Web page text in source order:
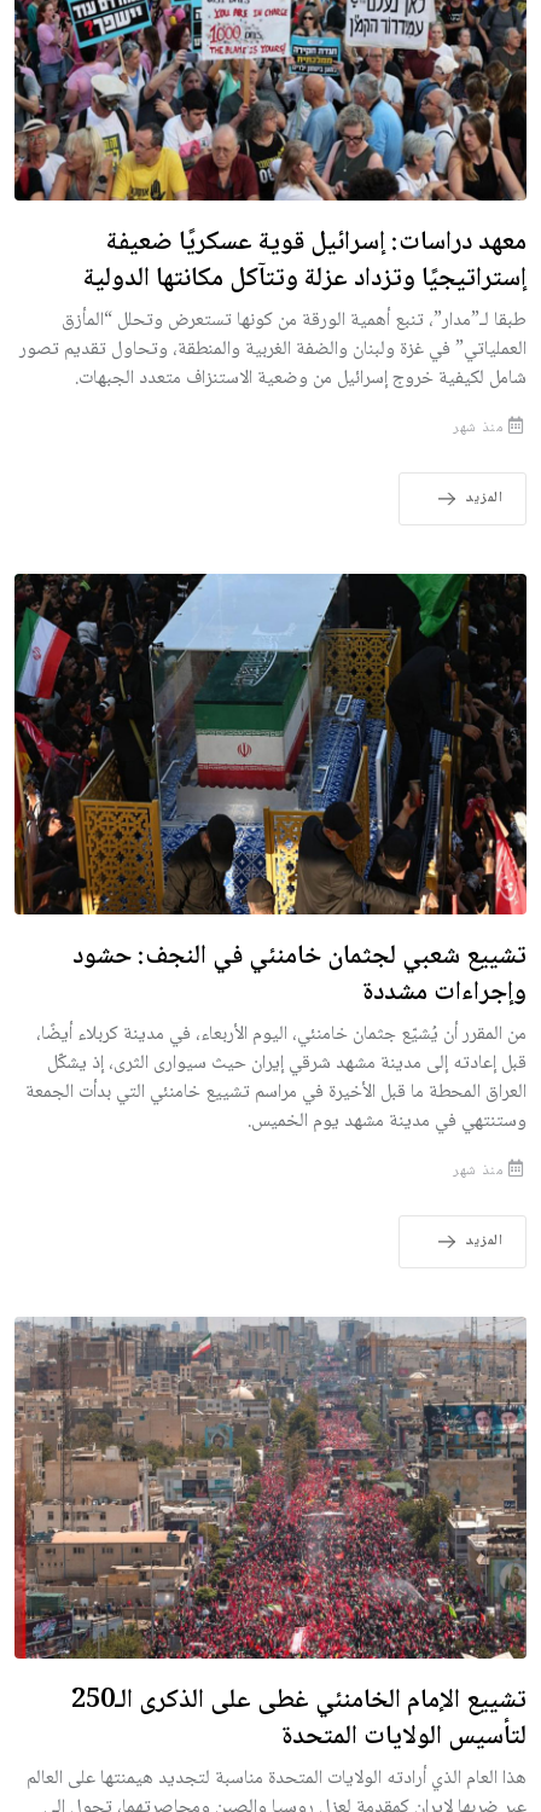
معهد دراسات: إسرائيل قوية عسكريًا ضعيفة
إستراتيجيًا وتزداد عزلة وتتآكل مكانتها الدولية
طبقا لـ”مدار”، تنبع أهمية الورقة من كونها تستعرض وتحلل “المأزق
العملياتي” في غزة ولبنان والضفة الغربية والمنطقة، وتحاول تقديم تصور
شامل لكيفية خروج إسرائيل من وضعية الاستنزاف متعدد الجبهات.
منذ شهر
المزيد
تشييع شعبي لجثمان خامنئي في النجف: حشود
وإجراءات مشددة
من المقرر أن يُشيّع جثمان خامنئي، اليوم الأربعاء، في مدينة كربلاء أيضًا،
قبل إعادته إلى مدينة مشهد شرقي إيران حيث سيوارى الثرى، إذ يشكّل
العراق المحطة ما قبل الأخيرة في مراسم تشييع خامنئي التي بدأت الجمعة
وستنتهي في مدينة مشهد يوم الخميس.
منذ شهر
المزيد
تشييع الإمام الخامنئي غطى على الذكرى الـ250
لتأسيس الولايات المتحدة
هذا العام الذي أرادته الولايات المتحدة مناسبة لتجديد هيمنتها على العالم